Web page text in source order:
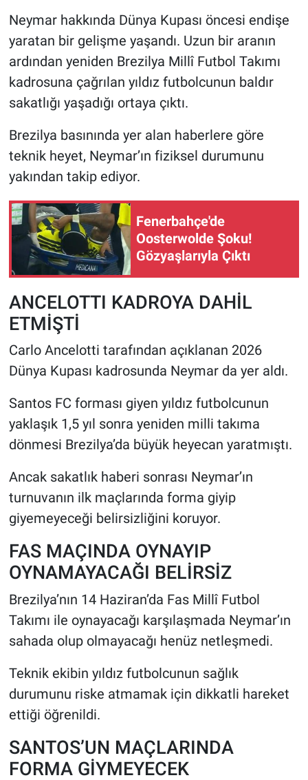
Neymar hakkında Dünya Kupası öncesi endişe
yaratan bir gelişme yaşandı. Uzun bir aranın
ardından yeniden Brezilya Millî Futbol Takımı
kadrosuna çağrılan yıldız futbolcunun baldır
sakatlığı yaşadığı ortaya çıktı.
Brezilya basınında yer alan haberlere göre
teknik heyet, Neymar’ın fiziksel durumunu
yakından takip ediyor.
Fenerbahçe'de
Oosterwolde Şoku!
Gözyaşlarıyla Çıktı
ANCELOTTI KADROYA DAHİL
ETMİŞTİ
Carlo Ancelotti tarafından açıklanan 2026
Dünya Kupası kadrosunda Neymar da yer aldı.
Santos FC forması giyen yıldız futbolcunun
yaklaşık 1,5 yıl sonra yeniden milli takıma
dönmesi Brezilya’da büyük heyecan yaratmıştı.
Ancak sakatlık haberi sonrası Neymar’ın
turnuvanın ilk maçlarında forma giyip
giyemeyeceği belirsizliğini koruyor.
FAS MAÇINDA OYNAYIP
OYNAMAYACAĞI BELİRSİZ
Brezilya’nın 14 Haziran’da Fas Millî Futbol
Takımı ile oynayacağı karşılaşmada Neymar’ın
sahada olup olmayacağı henüz netleşmedi.
Teknik ekibin yıldız futbolcunun sağlık
durumunu riske atmamak için dikkatli hareket
ettiği öğrenildi.
SANTOS’UN MAÇLARINDA
FORMA GİYMEYECEK
HABERDE İNSAN
POLİTİKA
SPOR
MAGAZİN
Bilim, Teknoloji